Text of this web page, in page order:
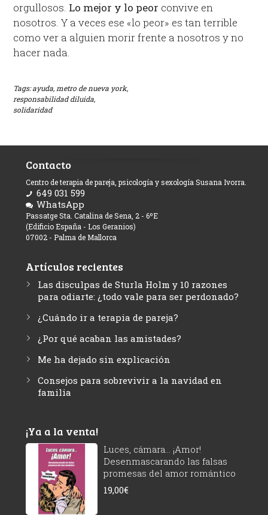
orgullosos. Lo mejor y lo peor convive en
nosotros. Y a veces ese «lo peor» es tan terrible
como ver a alguien morir frente a nosotros y no
hacer nada.
Tags:ayuda, metro de nueva york,
responsabilidad diluida,
solidaridad
Contacto
Centro de terapia de pareja, psicología y sexología Susana Ivorra.
649 031 599
WhatsApp
Passatge Sta. Catalina de Sena, 2 - 6ºE
(Edificio España - Los Geranios)
07002 - Palma de Mallorca
Artículos recientes
Las disculpas de Sturla Holm y 10 razones
para odiarte: ¿todo vale para ser perdonado?
¿Cuándo ir a terapia de pareja?
¿Por qué acaban las amistades?
Me ha dejado sin explicación
Consejos para sobrevivir a la navidad en
familia
¡Ya a la venta!
Luces, cámara... ¡Amor!
Desenmascarando las falsas
promesas del amor romántico
19,00€